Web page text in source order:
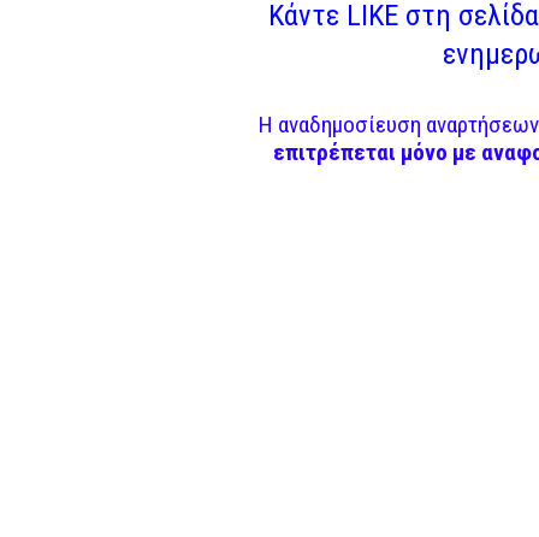
Κάντε LIKE στη
Η αναδημοσίευση
επιτρέπεται μόνο με